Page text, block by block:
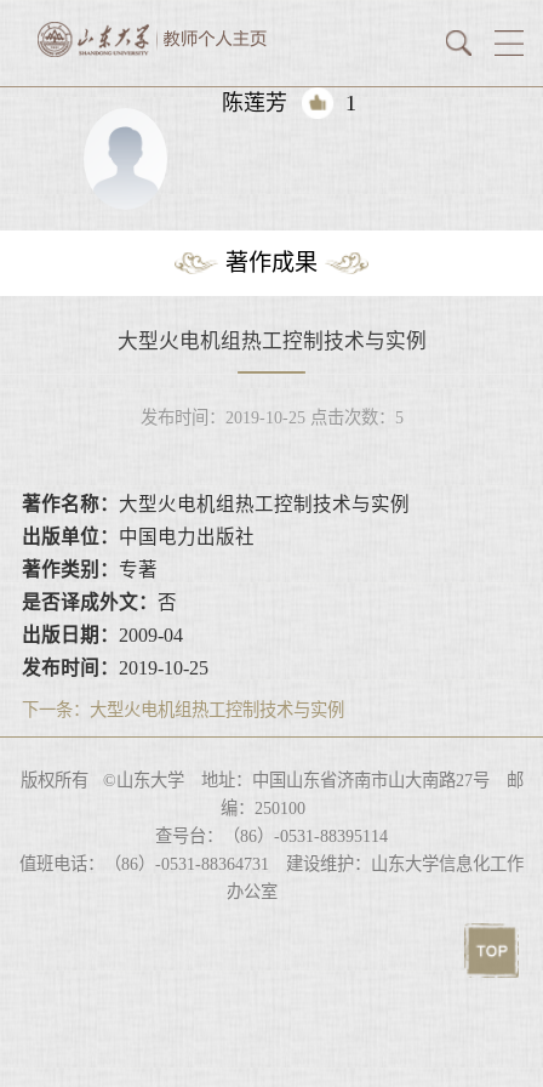
陈莲芳 1
著作成果
大型火电机组热工控制技术与实例
发布时间：2019-10-25 点击次数： 5
著作名称： 大型火电机组热工控制技术与实例
出版单位： 中国电力出版社
著作类别： 专著
是否译成外文： 否
出版日期： 2009-04
发布时间： 2019-10-25
下一条： 大型火电机组热工控制技术与实例
版权所有 ©山东大学 地址：中国山东省济南市山大南路27号 邮
编：250100
查号台：（86）-0531-88395114
值班电话：（86）-0531-88364731 建设维护：山东大学信息化工作
办公室